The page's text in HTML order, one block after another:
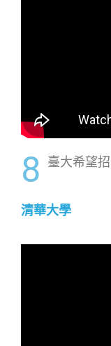
8 臺大希望
清華大學